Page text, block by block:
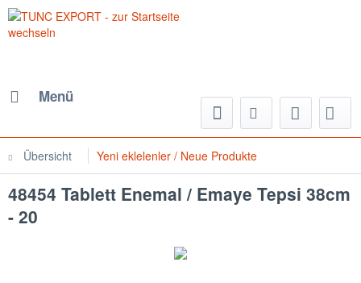
Menü
Übersicht Yeni eklelenler / Neue Produkte
48454 Tablett Enemal / Emaye Tepsi 38cm
- 20